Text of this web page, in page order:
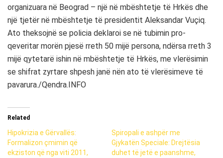
organizuara në Beograd – një në mbështetje të Hrkës dhe
një tjetër në mbështetje të presidentit Aleksandar Vuçiq.
Ato theksojnë se policia deklaroi se në tubimin pro-
qeveritar morën pjesë rreth 50 mijë persona, ndërsa rreth 3
mijë qytetarë ishin në mbështetje të Hrkës, me vlerësimin
se shifrat zyrtare shpesh janë nën ato të vlerësimeve të
pavarura./Qendra.INFO
Related
Hipokrizia e Gërvallës:
Formalizon çmimin që
ekziston që nga viti 2011,
Spiropali e ashpër me
Gjykatën Speciale: Drejtësia
duhet të jetë e paanshme,